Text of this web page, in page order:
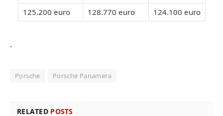
125.200 euro
128.770 euro 124.100 euro
.
Porsche Porsche Panamera
RELATED POSTS